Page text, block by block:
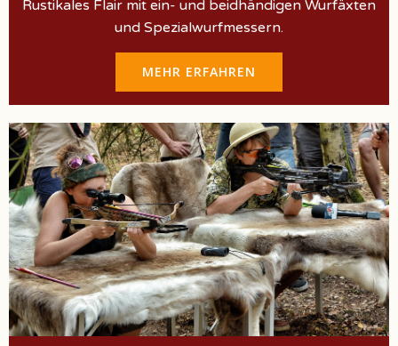
Rustikales Flair mit ein- und beidhändigen Wurfäxten
und Spezialwurfmessern.
MEHR ERFAHREN